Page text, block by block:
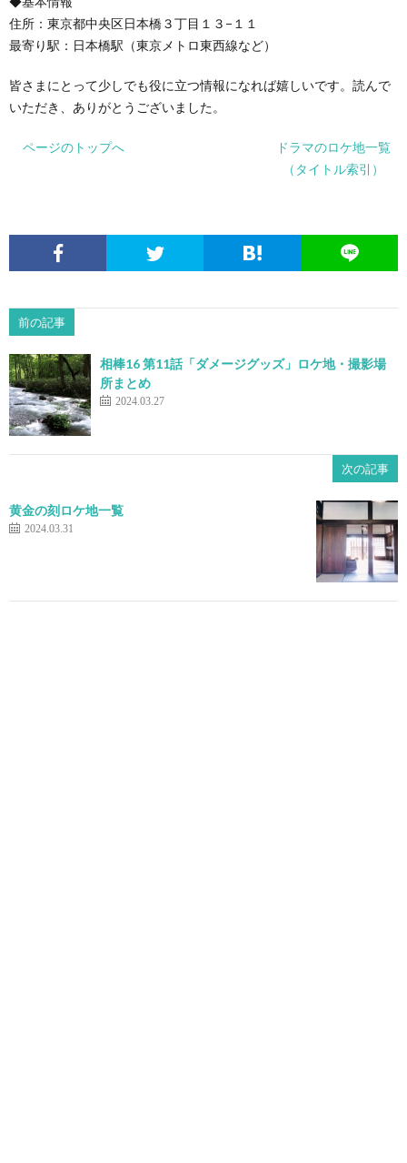
住所：東京都中央区日本橋３丁目１３−１１
最寄り駅：日本橋駅（東京メトロ東西線など）
皆さまにとって少しでも役に立つ情報になれば嬉しいです。読んで
いただき、ありがとうございました。
ページのトップへ
ドラマのロケ地一覧
（タイトル索引）
前の記事
相棒16 第11話「ダメージグッズ」ロケ地・撮影場
所まとめ
2024.03.27
次の記事
黄金の刻ロケ地一覧
2024.03.31